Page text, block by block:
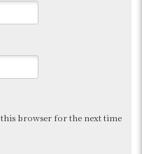
browser for the next time